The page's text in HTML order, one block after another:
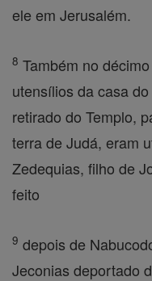
ele em Jerusalém.
8 Também no
utensílios da casa
retirado do Templo,
terra de Judá, eram
Zedequias, filho de
feito
9 depois de
Jeconias deportado